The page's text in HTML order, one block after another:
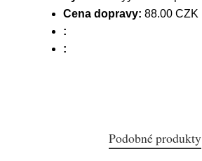
Cena dopravy: 88.00 CZK
:
:
Podobné produkty